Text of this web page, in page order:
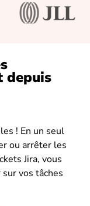
depuis
! En un seul
ou arrêter les
Jira, vous
vos tâches